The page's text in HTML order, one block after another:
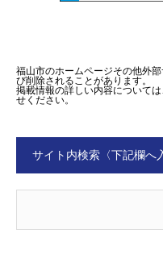
福山市のホームページその他外
び削除されることがあります。
掲載情報の詳しい内容について
せください。
サイト内検索〈下記欄へ